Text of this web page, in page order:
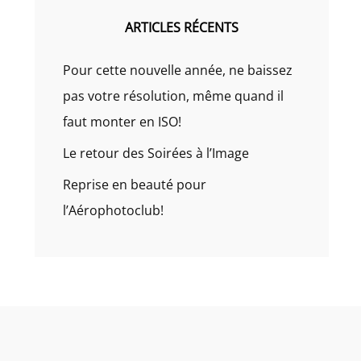
ARTICLES RÉCENTS
Pour cette nouvelle année, ne baissez
pas votre résolution, même quand il
faut monter en ISO!
Le retour des Soirées à l’Image
Reprise en beauté pour
l’Aérophotoclub!